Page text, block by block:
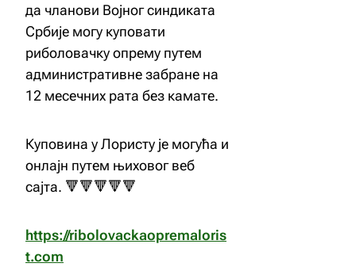
да чланови Војног синдиката
Србије могу куповати
риболовачку опрему путем
административне забране на
12 месечних рата без камате.
Куповина у Лористу је могућа и
онлајн путем њиховог веб
сајта. 🔻🔻🔻🔻🔻
https://ribolovackaopremaloris
t.com